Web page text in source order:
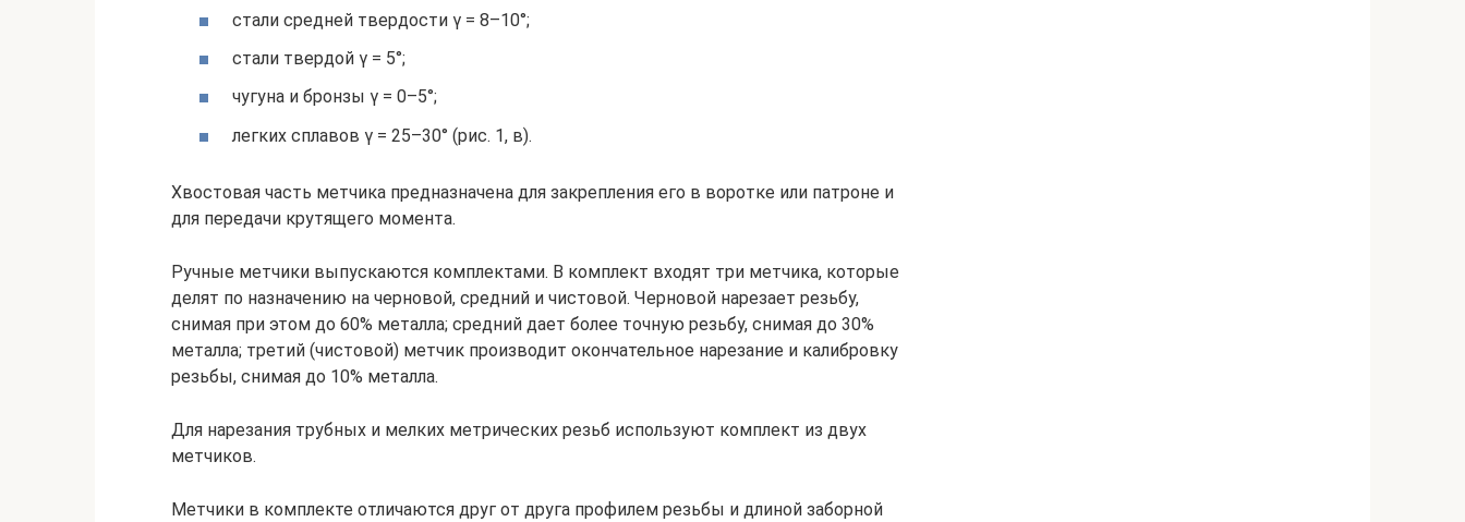
стали средней твердости γ = 8–10°;
стали твердой γ = 5°;
чугуна и бронзы γ = 0–5°;
легких сплавов γ = 25–30° (рис. 1, в).
Хвостовая часть метчика предназначена для закрепления его в воротке или патроне и
для передачи крутящего момента.
Ручные метчики выпускаются комплектами. В комплект входят три метчика, которые
делят по назначению на черновой, средний и чистовой. Черновой нарезает резьбу,
снимая при этом до 60% металла; средний дает более точную резьбу, снимая до 30%
металла; третий (чистовой) метчик производит окончательное нарезание и калибровку
резьбы, снимая до 10% металла.
Для нарезания трубных и мелких метрических резьб используют комплект из двух
метчиков.
Метчики в комплекте отличаются друг от друга профилем резьбы и длиной заборной